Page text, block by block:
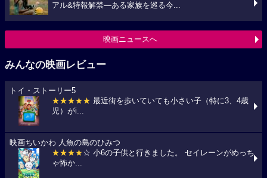
アル&特報解禁―ある家族を巡る今...
映画ニュースへ
みんなの映画レビュー
トイ・ストーリー5
★★★★★ 最近街を歩いていても小さい子（特に3、4歳
児）がi...
映画ちいかわ 人魚の島のひみつ
★★★★☆ 小6の子供と行きました。 セイレーンがめっち
ゃ怖か...